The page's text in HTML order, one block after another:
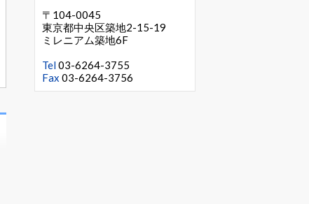
〒104-0045
東京都中央区築地2-15-19
ミレニアム築地6F
Tel03-6264-3755
Fax 03-6264-3756